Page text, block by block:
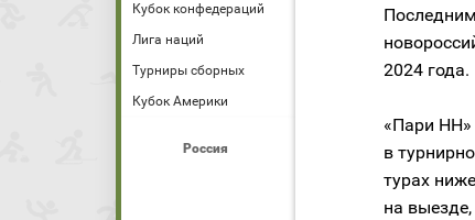
Кубок конфедераций
Лига наций
Турниры сборных
Кубок Америки
Россия
2024 года.
«Пари НН»
в
турах
на